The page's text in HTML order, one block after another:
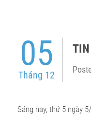
05
Tháng 12
Sáng nay, thứ 5 ngày